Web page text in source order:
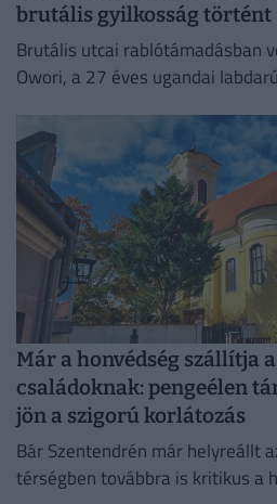
brutális gyilkosság történt
Brutális utcai rablótámadásban
Owori, a 27 éves ugandai
Már a honvédség szállítja
családoknak: pengeélen
jön a szigorú korlátozás
Bár Szentendrén már helyreállt
térségben továbbra is kritikus a